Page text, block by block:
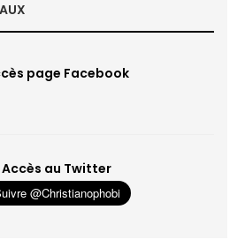
page Facebook
Accès au Twitter